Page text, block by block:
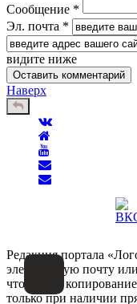
Сообщение *
Эл. почта *
видите ниже
Наверх
Редакция портала
электронную почту
что любое
только при наличии